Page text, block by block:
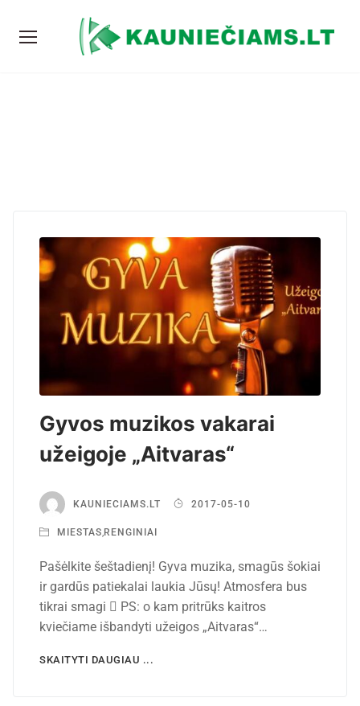
Gyvos muzikos vakarai
užeigoje „Aitvaras“
KAUNIECIAMS.LT 2017-05-10
MIESTAS,RENGINIAI
Pašėlkite šeštadienį! Gyva muzika, smagūs šokiai
ir gardūs patiekalai laukia Jūsų! Atmosfera bus
tikrai smagi  PS: o kam pritrūks kaitros
kviečiame išbandyti užeigos „Aitvaras“…
SKAITYTI DAUGIAU ...